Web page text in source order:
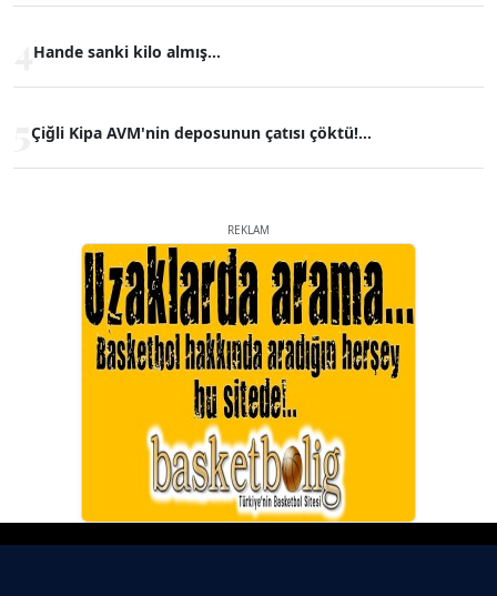
Hande sanki kilo almış...
Çiğli Kipa AVM'nin deposunun çatısı çöktü!...
REKLAM